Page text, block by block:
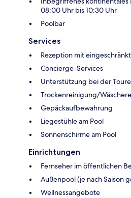
08:00 Uhr bis 10:30 Uhr
Poolbar
Services
Rezeption mit
Concierge-Services
Unterstützung bei der
Trockenreinigung/
Gepäckaufbewahrung
Liegestühle am Pool
Sonnenschirme am Pool
Einrichtungen
Fernseher im öffentlichen
Außenpool (je nach Saison
Wellnessangebote